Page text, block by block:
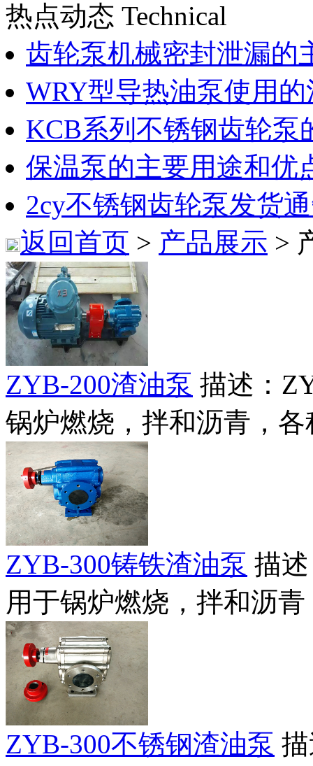
热点动态 Technical
齿轮泵机械密封泄漏的
WRY型导热油泵使用
KCB系列不锈钢齿轮泵
保温泵的主要用途和优
2cy不锈钢齿轮泵发货
返回首页 > 产品展示 >
ZYB-200渣油泵 描述：
锅炉燃烧，拌和沥青，各
ZYB-300铸铁渣油泵 描
用于锅炉燃烧，拌和沥
ZYB-300不锈钢渣油泵